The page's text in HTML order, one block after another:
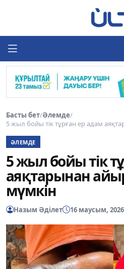
Басты бет/Әлемде/
5 жыл бойы тік тұрған ер адам
ӘЛЕМДЕ
5 жыл бойы тік
аяқтарынан
мүмкін
Назым Әділет 16 маусым,